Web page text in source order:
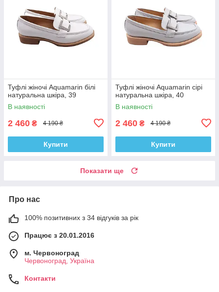
Туфлі жіночі Aquamarin білі
натуральна шкіра, 39
В наявності
2 460 ₴ 4 190 ₴
Купити
Туфлі жіночі Aquamarin сірі
натуральна шкіра, 40
В наявності
2 460 ₴ 4 190 ₴
Купити
Показати ще
Про нас
100% позитивних з 34 відгуків за рік
Працює з 20.01.2016
м. Червоноград
Червоноград, Україна
Контакти